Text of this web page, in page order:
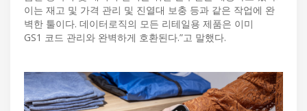
이는 재고 및 가격 관리 및 진열대 보충 등과 같은 작업에 완
벽한 툴이다. 데이터로직의 모든 리테일용 제품은 이미
GS1 코드 관리와 완벽하게 호환된다.”고 말했다.